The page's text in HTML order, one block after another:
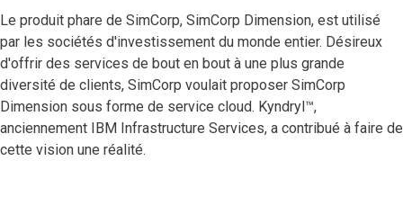
Le produit phare de SimCorp, SimCorp Dimension, est utilisé
par les sociétés d'investissement du monde entier. Désireux
d'offrir des services de bout en bout à une plus grande
diversité de clients, SimCorp voulait proposer SimCorp
Dimension sous forme de service cloud. Kyndryl™,
anciennement IBM Infrastructure Services, a contribué à faire de
cette vision une réalité.